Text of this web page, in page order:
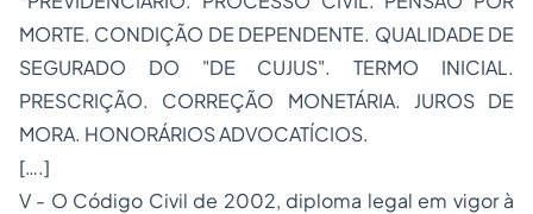
MORTE. CONDIÇÃO DE DEPENDENTE. QUALIDADE DE
SEGURADO DO "DE CUJUS". TERMO INICIAL.
PRESCRIÇÃO. CORREÇÃO MONETÁRIA. JUROS DE
MORA. HONORÁRIOS ADVOCATÍCIOS.
[….]
V - O Código Civil de 2002, diploma legal em vigor à